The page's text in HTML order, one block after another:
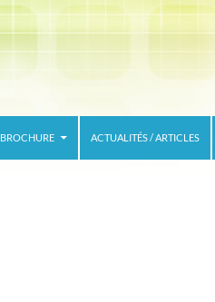
BROCHURE ACTUALITÉS / ARTICLES